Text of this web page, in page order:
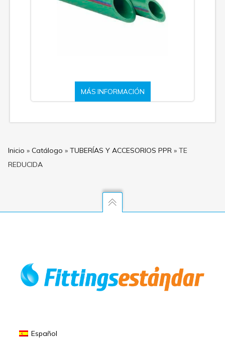
MÁS INFORMACIÓN
Inicio » Catálogo » TUBERÍAS Y ACCESORIOS PPR » TE
REDUCIDA
Español